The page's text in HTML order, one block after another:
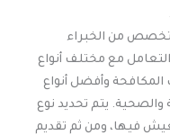
من الخبراء
مع مختلف أنواع
وأفضل أنواع
والصحية. يتم تحديد نوع
فيها، ومن ثم تقديم